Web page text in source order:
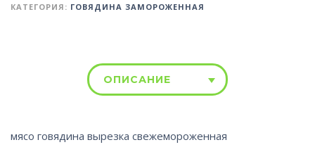
КАТЕГОРИЯ: ГОВЯДИНА ЗАМОРОЖЕННАЯ
ОПИСАНИЕ
мясо говядина вырезка свежемороженная